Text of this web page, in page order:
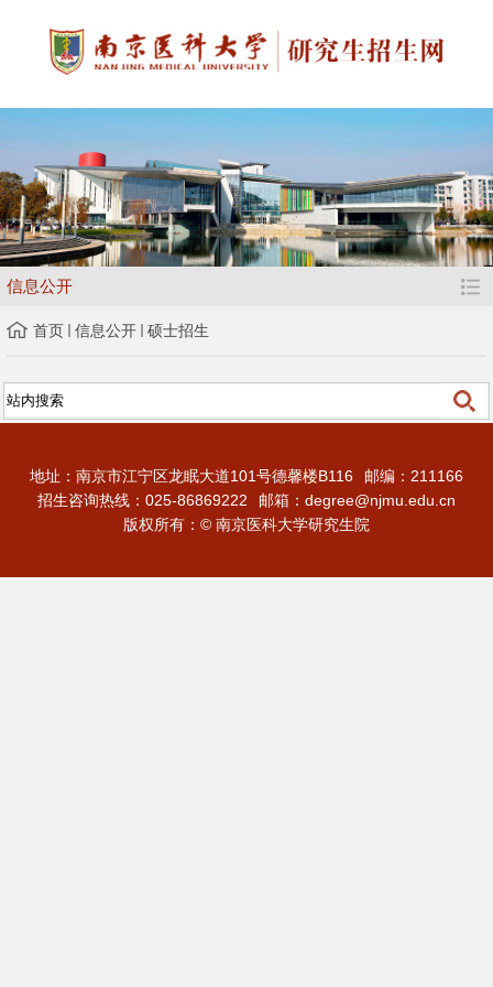
信息公开
首页 信息公开 硕士招生
地址：南京市江宁区龙眠大道101号德馨楼B116
邮编：211166
招生咨询热线：025-86869222
邮箱：degree@njmu.edu.cn
版权所有：© 南京医科大学研究生院